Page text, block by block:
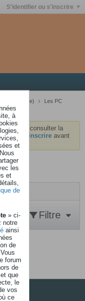
S'identifier ou s'inscrire
Informatique)
Les PC
à consulter la
vous inscrire avant
Filtre
à
et
les
et
de
» ci-
notre
ainsi
de
forum
de
que
le
vos
ce